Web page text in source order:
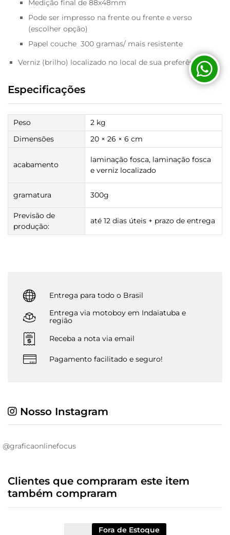
Medição final de 88x48mm
Pode ser impresso na frente ou frente e verso
(escolher opção)
Papel couche 300 gramas/ mais resistente
Verniz (brilho) localizado no local de sua preferência.
Especificações
Peso
2 kg
Dimensões
20 × 26 × 6 cm
acabamento
laminação fosca, laminação fosca
e verniz localizado
gramatura 300g
Previsão de
produção:
até 12 dias úteis + prazo de entrega
Entrega para todo o Brasil
Entrega via motoboy em Indaiatuba e
região
Receba a nota via email
Pagamento facilitado e seguro!
Nosso Instagram
@graficaonlinefocus
Clientes que compraram este item
também compraram
Fora de Estoque